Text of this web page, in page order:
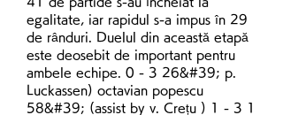
egalitate, iar rapidul s-a impus în 29
de rânduri. Duelul din această etapă
este deosebit de important pentru
ambele echipe. 0 - 3 26&#39; p.
Luckassen) octavian popescu
58&#39; (assist by v. Crețu ) 1 - 3 1